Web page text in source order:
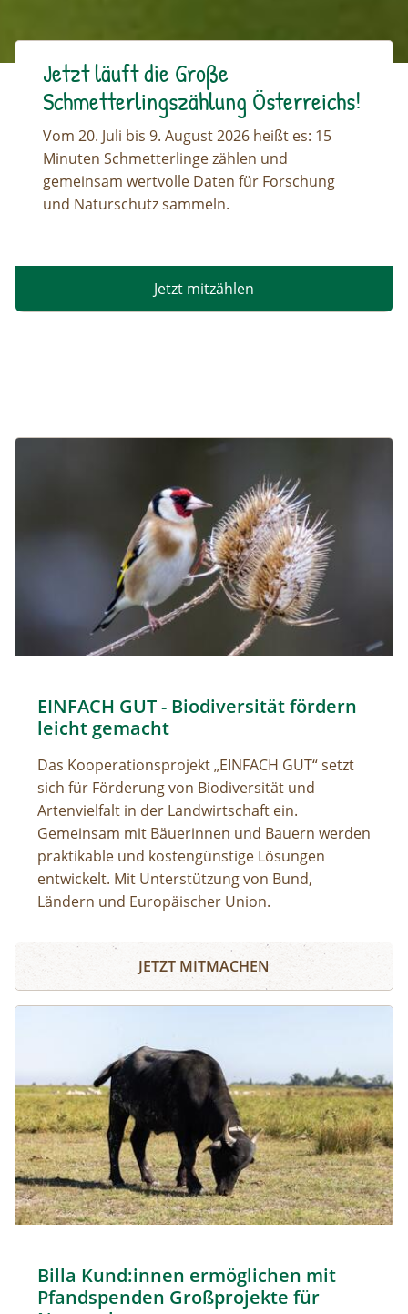
Jetzt läuft die Große
Schmetterlingszählung Österreichs!
Vom 20. Juli bis 9. August 2026 heißt es: 15
Minuten Schmetterlinge zählen und
gemeinsam wertvolle Daten für Forschung
und Naturschutz sammeln.
Jetzt mitzählen
EINFACH GUT - Biodiversität fördern
leicht gemacht
Das Kooperationsprojekt „EINFACH GUT“ setzt
sich für Förderung von Biodiversität und
Artenvielfalt in der Landwirtschaft ein.
Gemeinsam mit Bäuerinnen und Bauern werden
praktikable und kostengünstige Lösungen
entwickelt. Mit Unterstützung von Bund,
Ländern und Europäischer Union.
JETZT MITMACHEN
Billa Kund:innen ermöglichen mit
Pfandspenden Großprojekte für